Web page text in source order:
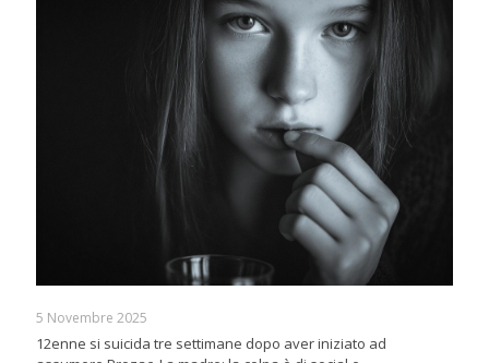
5 Novembre 2025
12enne si suicida tre settimane dopo aver iniziato ad